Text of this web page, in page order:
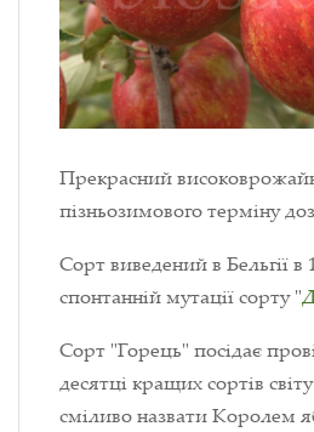
Прекрасний
пізньозимового терміну
Сорт виведений в Бельгії в
спонтанній мутації сорту "
Сорт "Горець" посідає
десятці кращих сортів
сміливо назвати Королем